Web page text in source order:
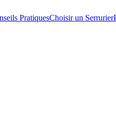
PratiquesChoisir un Serrurier